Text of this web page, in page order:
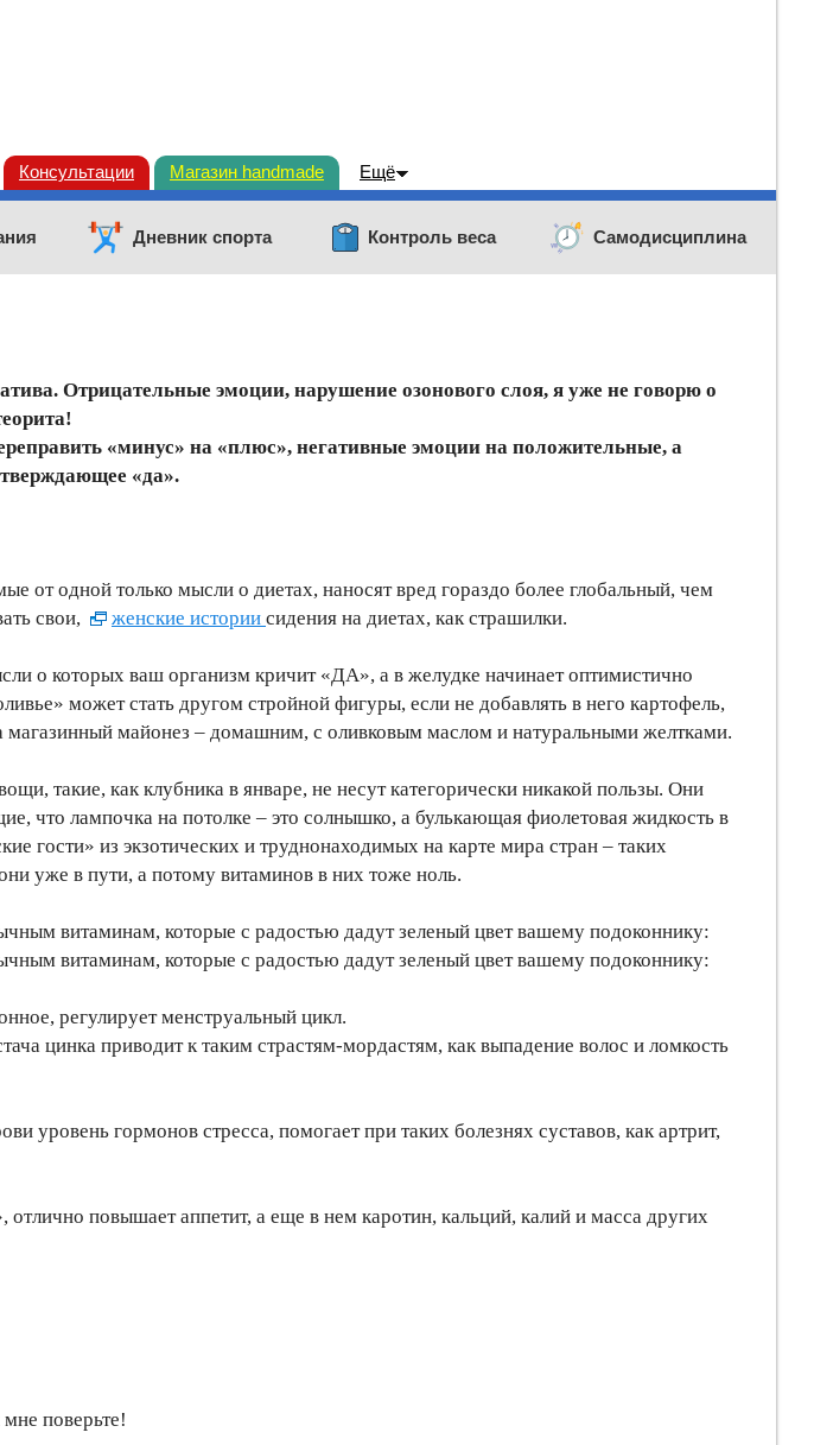
Консультации Магазин handmade Ещё
Дневник спорта Контроль веса Самодисциплина
Отрицательные эмоции, нарушение озонового слоя, я уже не говорю о
«минус» на «плюс», негативные эмоции на положительные, а
«да».
от одной только мысли о диетах, наносят вред гораздо более глобальный, чем
свои,
женские истории сидения на диетах, как страшилки.
о которых ваш организм кричит «ДА», а в желудке начинает оптимистично
может стать другом стройной фигуры, если не добавлять в него картофель,
майонез – домашним, с оливковым маслом и натуральными желтками.
такие, как клубника в январе, не несут категорически никакой пользы. Они
что лампочка на потолке – это солнышко, а булькающая фиолетовая жидкость в
гости» из экзотических и труднонаходимых на карте мира стран – таких
уже в пути, а потому витаминов в них тоже ноль.
витаминам, которые с радостью дадут зеленый цвет вашему подоконнику:
витаминам, которые с радостью дадут зеленый цвет вашему подоконнику:
регулирует менструальный цикл.
цинка приводит к таким страстям-мордастям, как выпадение волос и ломкость
уровень гормонов стресса, помогает при таких болезнях суставов, как артрит,
повышает аппетит, а еще в нем каротин, кальций, калий и масса других
поверьте!